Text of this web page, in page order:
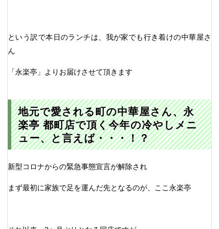
という訳で本日のランチは、我が家でも行き着けの中華屋さ
ん
「永楽亭」よりお届けさせて頂きます
地元で愛される町の中華屋さん、永
楽亭 都町店で頂く今年の冷やしメニ
ュー、と言えば・・・！？
新型コロナからの緊急事態宣言が解除され
まず最初に家族で足を運んだ先となるのが、ここ永楽亭